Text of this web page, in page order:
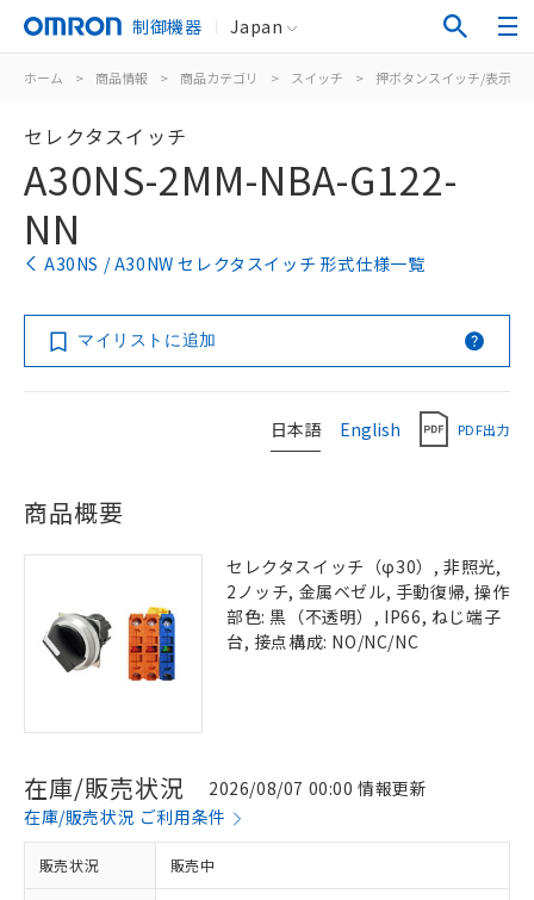
制御機器 Japan
ホーム > 商品情報 > 商品カテゴリ > スイッチ > 押ボタンスイッチ/表示灯
セレクタスイッチ
A30NS-2MM-NBA-G122-
NN
A30NS / A30NW セレクタスイッチ 形式仕様一覧
マイリストに追加
日本語 English PDF出力
商品概要
セレクタスイッチ（φ30）, 非照光,
2ノッチ, 金属ベゼル, 手動復帰, 操作
部色: 黒（不透明）, IP66, ねじ端子
台, 接点構成: NO/NC/NC
在庫/販売状況
2026/08/07 00:00 情報更新
在庫/販売状況 ご利用条件
販売状況 販売中